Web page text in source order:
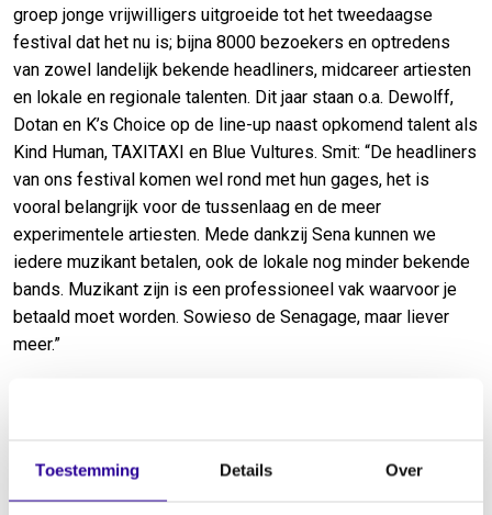
Toestemming Details Over
groep jonge vrijwilligers uitgroeide tot het tweedaagse
festival dat het nu is; bijna 8000 bezoekers en optredens
van zowel landelijk bekende headliners, midcareer artiesten
en lokale en regionale talenten. Dit jaar staan o.a. Dewolff,
Dotan en K’s Choice op de line-up naast opkomend talent als
Kind Human, TAXITAXI en Blue Vultures. Smit: “De headliners
van ons festival komen wel rond met hun gages, het is
vooral belangrijk voor de tussenlaag en de meer
experimentele artiesten. Mede dankzij Sena kunnen we
iedere muzikant betalen, ook de lokale nog minder bekende
bands. Muzikant zijn is een professioneel vak waarvoor je
betaald moet worden. Sowieso de Senagage, maar liever
meer.”
Het hele dorp werkt mee; in totaal zijn er zo’n 250